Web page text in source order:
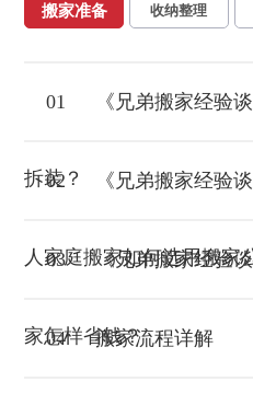
搬家准备 收纳整理
01 《兄弟搬家经验
拆装？
02 《兄弟搬家经验
人家庭搬家如何选用搬家
03 《兄弟搬家经验
家怎样省钱？
04 搬家流程详解